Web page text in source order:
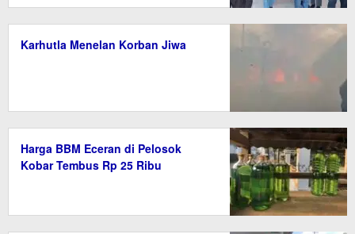
Karhutla Menelan Korban Jiwa
Harga BBM Eceran di Pelosok
Kobar Tembus Rp 25 Ribu